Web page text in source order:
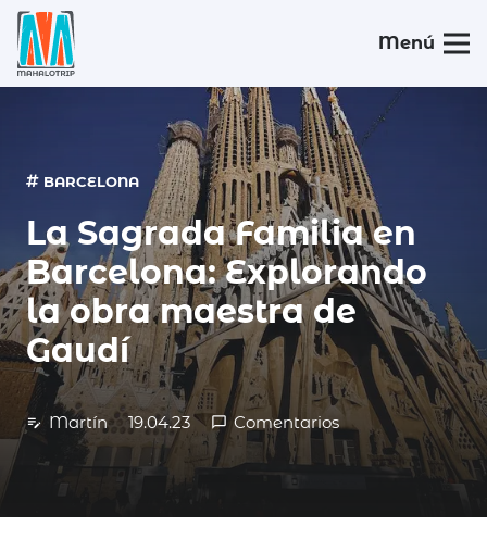
Menú
BARCELONA
La Sagrada Familia en
Barcelona: Explorando
la obra maestra de
Gaudí
edit_note Martín 19.04.23 chat_bubble_outline Comentarios